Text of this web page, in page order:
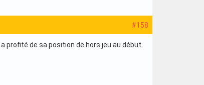
#158
profité de sa position de hors jeu au début